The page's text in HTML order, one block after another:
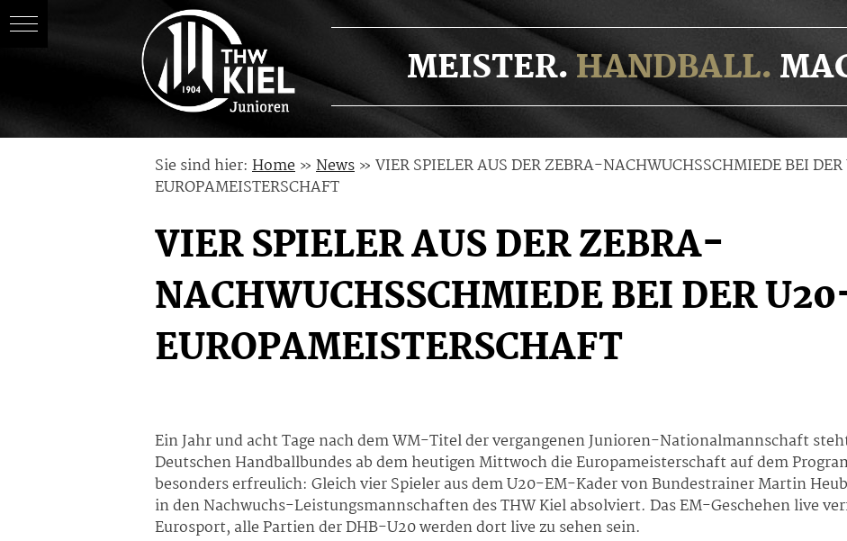
MEISTER.HANDBALL.
Sie sind hier: Home » News » VIER SPIELER AUS DER ZEBRA-NACHWUCHSSCHMIEDE BEI
EUROPAMEISTERSCHAFT
VIER SPIELER AUS DER ZEBRA-
NACHWUCHSSCHMIEDE BEI DER
EUROPAMEISTERSCHAFT
Ein Jahr und acht Tage nach dem WM-Titel der vergangenen Junioren-Nationalmannschaft
Deutschen Handballbundes ab dem heutigen Mittwoch die Europameisterschaft auf dem
besonders erfreulich: Gleich vier Spieler aus dem U20-EM-Kader von Bundestrainer Martin
in den Nachwuchs-Leistungsmannschaften des THW Kiel absolviert. Das EM-Geschehen live
Eurosport, alle Partien der DHB-U20 werden dort live zu sehen sein.